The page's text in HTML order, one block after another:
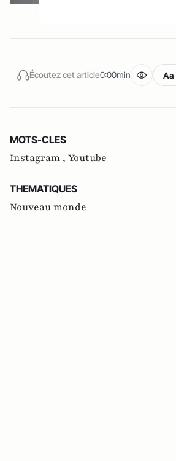
Écoutez cet article0:00min Aa
MOTS-CLES
Instagram , Youtube
THEMATIQUES
Nouveau monde